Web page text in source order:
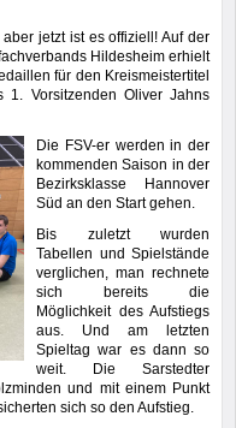
jetzt ist es offiziell! Auf der
Hildesheim erhielt
für den Kreismeistertitel
Vorsitzenden Oliver Jahns
Die FSV-er werden in der
kommenden Saison in der
Bezirksklasse Hannover
Süd an den Start gehen.
Bis zuletzt wurden
Tabellen und Spielstände
verglichen, man rechnete
sich bereits die
Möglichkeit des Aufstiegs
aus. Und am letzten
Spieltag war es dann so
weit. Die Sarstedter
und mit einem Punkt
sich so den Aufstieg.